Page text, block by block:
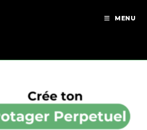
MENU